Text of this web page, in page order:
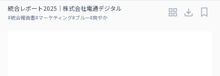
統合レポート2025｜株式会社電通デジタル
#統合報告書#マーケティング#ブルー#爽やか